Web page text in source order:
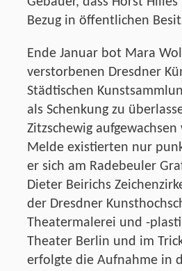
Bezug in öffentlichen
Ende Januar bot Mara
verstorbenen Dresdner
Städtischen
als Schenkung zu
Zitzschewig
Melde existierten nur
er sich am Radebeuler
Dieter Beirichs
der Dresdner
Theatermalerei und -
Theater Berlin und im
erfolgte die Aufnahme in